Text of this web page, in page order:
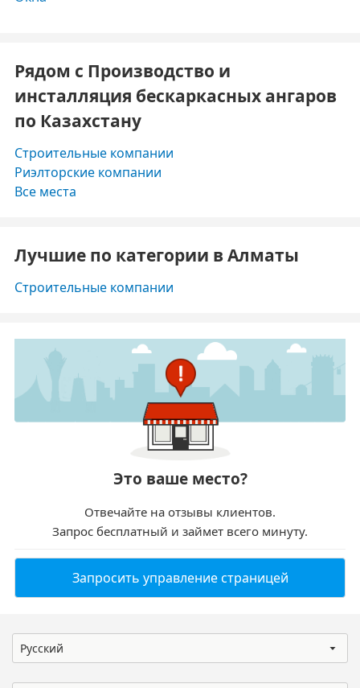
Рядом с Производство и
инсталляция бескаркасных ангаров
по Казахстану
Строительные компании
Риэлторские компании
Все места
Лучшие по категории в Алматы
Строительные компании
Это ваше место?
Отвечайте на отзывы клиентов.
Запрос бесплатный и займет всего минуту.
Запросить управление страницей
Русский